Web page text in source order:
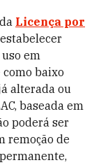
Licença por
em
baixo
alterada ou
baseada em
poderá ser
remoção de